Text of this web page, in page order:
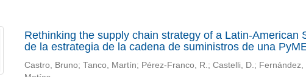
Rethinking the supply chain strategy of a Latin-American
de la estrategia de la cadena de suministros de una
Castro, Bruno; Tanco, Martín; Pérez-Franco, R.; Castelli, D.; Fernández,